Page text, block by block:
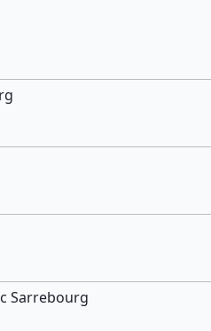
Sarrebourg